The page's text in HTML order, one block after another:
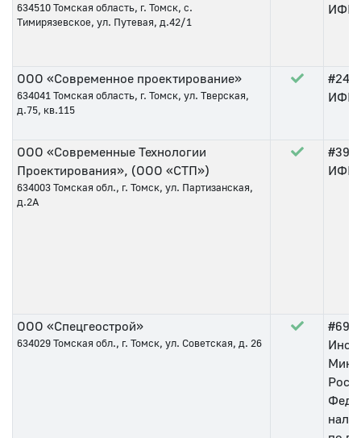
634510 Томская область, г. Томск, с.
Тимирязевское, ул. Путевая, д.42/1
ООО «Современное проектирование»
634041 Томская область, г. Томск, ул. Тверская,
д.75, кв.115
#243
ООО «Современные Технологии
Проектирования», (ООО «СТП»)
634003 Томская обл., г. Томск, ул. Партизанская,
д.2А
#39
ООО «Спецгеострой»
634029 Томская обл., г. Томск, ул. Советская, д. 26
#69